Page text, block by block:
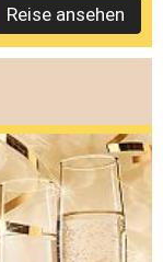
Reise ansehen